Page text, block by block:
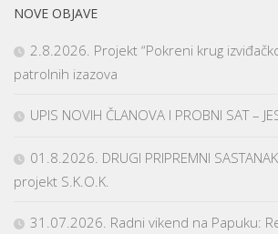
NOVE OBJAVE
2.8.2026. Projekt “Pokreni krug
patrolnih izazova
UPIS NOVIH ČLANOVA I PROBNI SAT –
01.8.2026. DRUGI PRIPREMNI
projekt S.K.O.K.
31.07.2026. Radni vikend na Papuku: